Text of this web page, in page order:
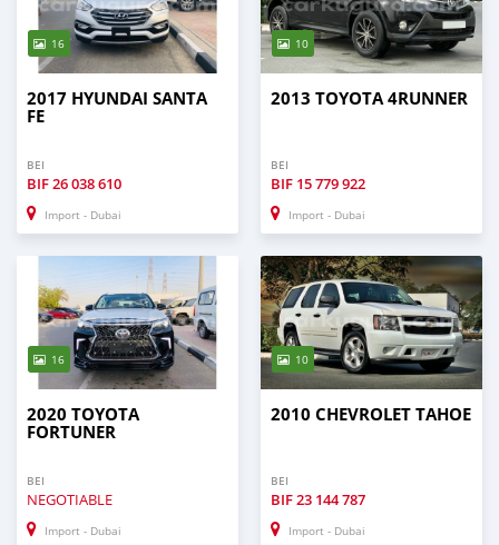
16
2017 HYUNDAI SANTA
FE
BEI
BIF26 038 610
Import - Dubai
10
2013 TOYOTA 4RUNNER
BEI
BIF 15 779 922
Import - Dubai
16
2020 TOYOTA
FORTUNER
BEI
NEGOTIABLE
Import - Dubai
10
2010 CHEVROLET TAHOE
BEI
BIF23 144 787
Import - Dubai